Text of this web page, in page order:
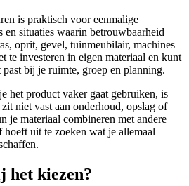
is praktisch voor eenmalige
en situaties waarin betrouwbaarheid
oprit, gevel, tuinmeubilair, machines
te investeren in eigen materiaal en kunt
bij je ruimte, groep en planning.
het product vaker gaat gebruiken, is
niet vast aan onderhoud, opslag of
je materiaal combineren met andere
uit te zoeken wat je allemaal
het kiezen?